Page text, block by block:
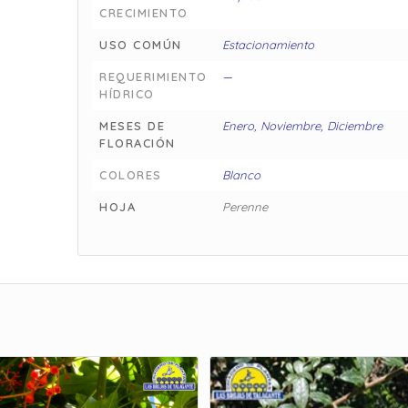
CRECIMIENTO
USO COMÚN Estacionamiento
REQUERIMIENTO
HÍDRICO
—
MESES DE
FLORACIÓN
Enero, Noviembre, Diciembre
COLORES Blanco
HOJA Perenne